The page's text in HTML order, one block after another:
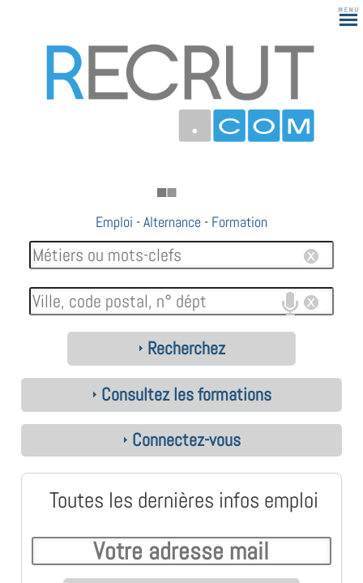
Emploi -Alternance - Formation
Recherchez
Consultez les formations
Connectez-vous
Toutes les dernières infos emploi